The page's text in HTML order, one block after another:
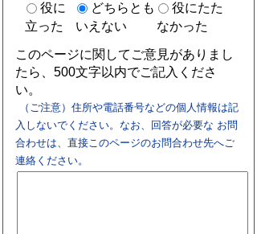
役に
立った
どちらとも
いえない
役にたた
なかった
このページに関してご意見がありまし
たら、500文字以内でご記入くださ
い。
（ご注意）住所や電話番号などの個人情報は記
入しないでください。なお、回答が必要な お問
合わせは、直接このページのお問合わせ先へご
連絡ください。